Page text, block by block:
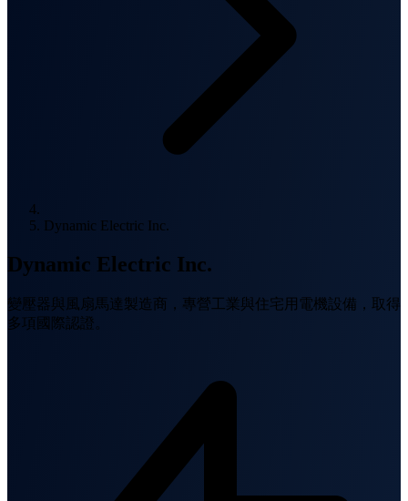
Dynamic Electric Inc.
Dynamic Electric Inc.
變壓器與風扇馬達製造商，專營工業與住宅用電機設備，取得
多項國際認證。